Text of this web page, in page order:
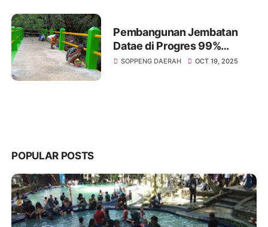
Pembangunan Jembatan
Datae di Progres 99%
Habiskan Dana sebesar
SOPPENG DAERAH OCT 19, 2025
POPULAR POSTS